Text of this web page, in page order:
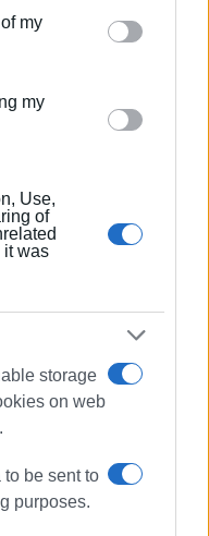
or deny consent to
your data for
my
my
Use,
of
it was
storage
on web
to be sent to
purposes.
από το
Ειδικεύεται στις
και το
e-paper